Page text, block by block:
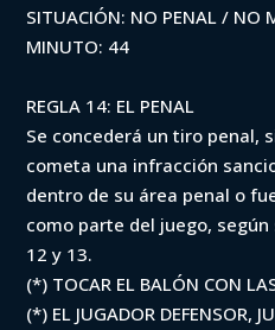
SITUACIÓN: NO PENAL / NO
MINUTO: 44
REGLA 14: EL PENAL
Se concederá un tiro penal,
cometa una infracción
dentro de su área penal o
como parte del juego,
12 y 13.
(*) TOCAR EL BALÓN CON
(*) EL JUGADOR DEFENSOR,